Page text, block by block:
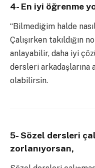
4- En iyi öğrenme
“Bilmediğim halde
Çalışırken takıldığın
anlayabilir, daha iyi
dersleri arkadaşlarına
olabilirsin.
5- Sözel dersleri
zorlanıyorsan,